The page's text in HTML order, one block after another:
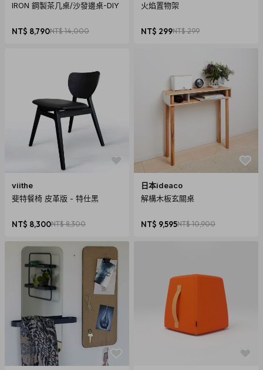
IRON 鋼製茶几桌/沙發邊桌-DIY
NT$ 8,790NT$ 14,000
火焰置物架
NT$ 299NT$ 299
viithe
斐特餐椅 皮革版 - 特仕黑
NT$ 8,300NT$ 8,300
日本ideaco
解構木板玄關桌
NT$ 9,595NT$ 10,900